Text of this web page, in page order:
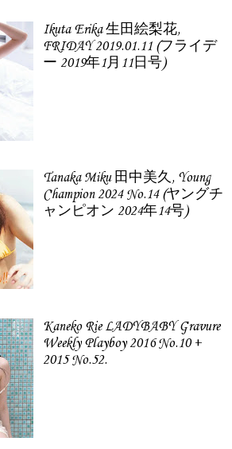
Ikuta Erika 生田絵梨花,
FRIDAY 2019.01.11 (フライデ
ー 2019年1月11日号)
Tanaka Miku 田中美久, Young
Champion 2024 No.14 (ヤングチ
ャンピオン 2024年14号)
Kaneko Rie LADYBABY Gravure
Weekly Playboy 2016 No.10 +
2015 No.52.